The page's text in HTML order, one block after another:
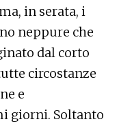
in serata, i
neppure che
dal corto
circostanze
e
giorni. Soltanto